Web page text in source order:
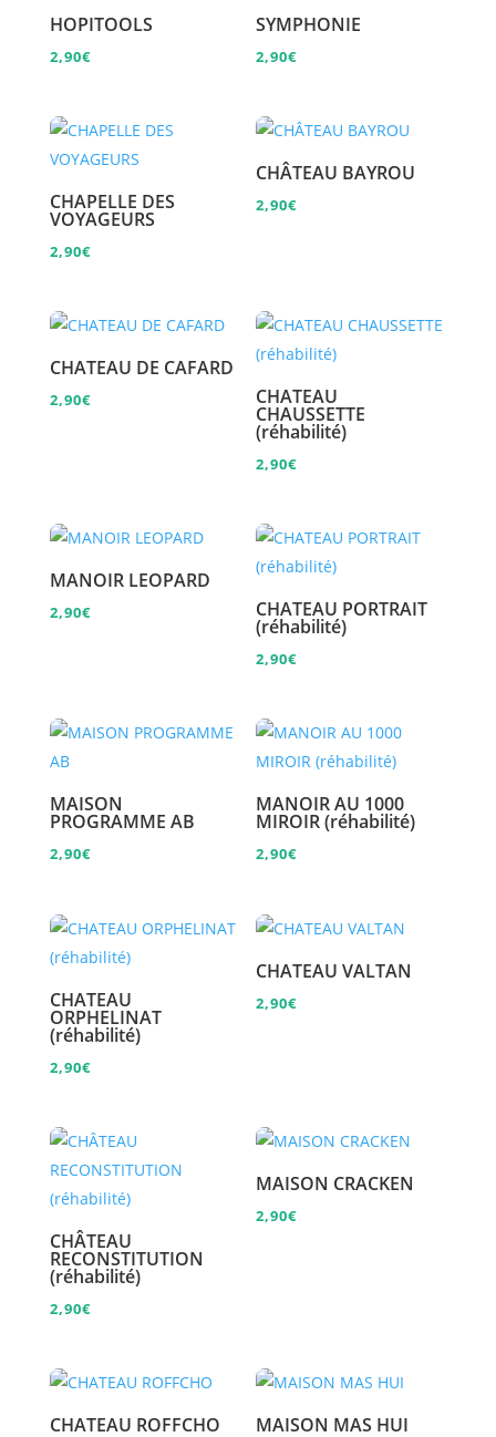
HOPITOOLS
2,90€
SYMPHONIE
2,90€
CHAPELLE DES
VOYAGEURS
2,90€
CHÂTEAU BAYROU
2,90€
CHATEAU DE CAFARD
2,90€ CHATEAU
CHAUSSETTE
(réhabilité)
2,90€
MANOIR LEOPARD
2,90€ CHATEAU PORTRAIT
(réhabilité)
2,90€
MAISON
PROGRAMME AB
2,90€
MANOIR AU 1000
MIROIR (réhabilité)
2,90€
CHATEAU
ORPHELINAT
(réhabilité)
2,90€
CHATEAU VALTAN
2,90€
CHÂTEAU
RECONSTITUTION
(réhabilité)
2,90€
MAISON CRACKEN
2,90€
CHATEAU ROFFCHO MAISON MAS HUI